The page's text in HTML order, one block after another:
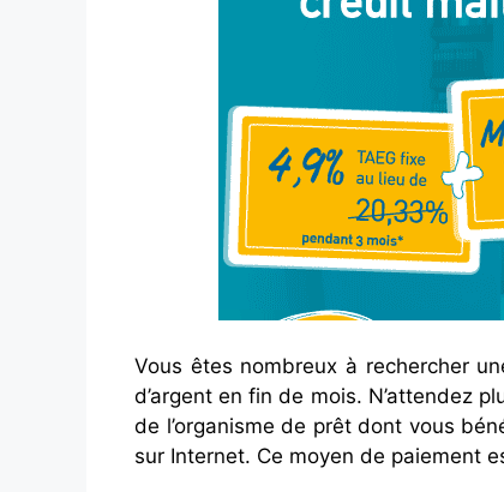
Vous êtes nombreux à rechercher
d’argent en fin de mois. N’attendez
de l’organisme de prêt dont vous
sur Internet. Ce moyen de paiement